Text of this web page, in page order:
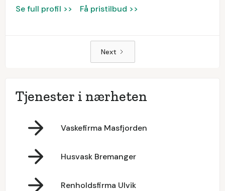
Se full profil >> Få pristilbud >>
Next
Tjenester i nærheten
Vaskefirma Masfjorden
Husvask Bremanger
Renholdsfirma Ulvik